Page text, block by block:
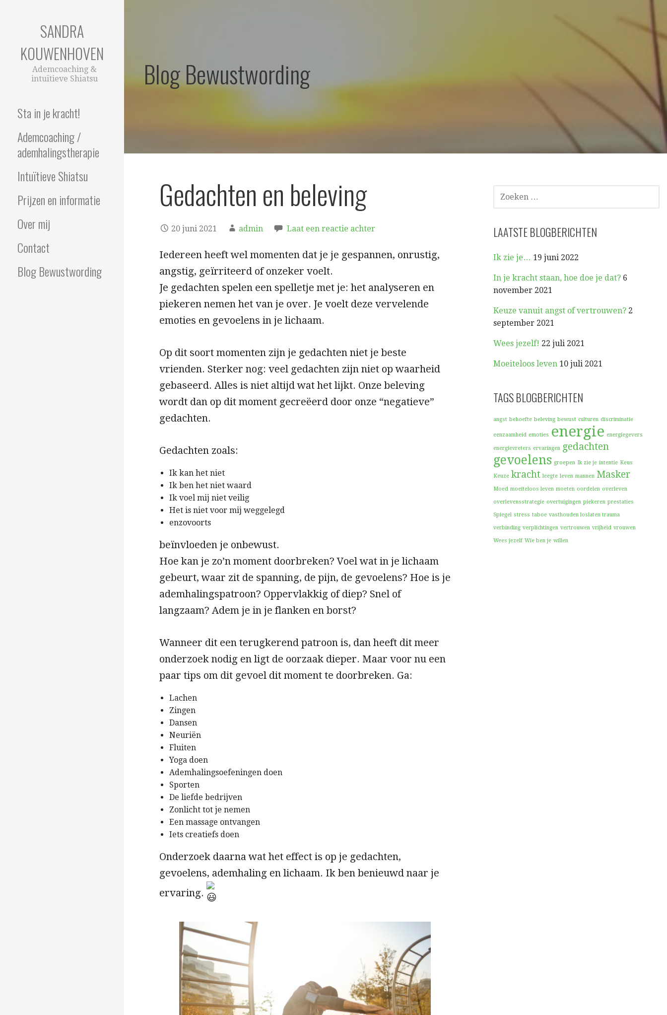
SANDRA
KOUWENHOVEN
Ademcoaching &
intuïtieve Shiatsu
Sta in je kracht!
Ademcoaching /
ademhalingstherapie
Intuïtieve Shiatsu
Prijzen en informatie
Over mij
Contact
Blog Bewustwording
Blog Bewustwording
Gedachten en beleving
20 juni 2021 admin Laat een reactie achter
Iedereen heeft wel momenten dat je je gespannen, onrustig,
angstig, geïrriteerd of onzeker voelt.
Je gedachten spelen een spelletje met je: het analyseren en
piekeren nemen het van je over. Je voelt deze vervelende
emoties en gevoelens in je lichaam.
Op dit soort momenten zijn je gedachten niet je beste
vrienden. Sterker nog: veel gedachten zijn niet op waarheid
gebaseerd. Alles is niet altijd wat het lijkt. Onze beleving
wordt dan op dit moment gecreëerd door onze “negatieve”
gedachten.
Gedachten zoals:
Ik kan het niet
Ik ben het niet waard
Ik voel mij niet veilig
Het is niet voor mij weggelegd
enzovoorts
beïnvloeden je onbewust.
Hoe kan je zo’n moment doorbreken? Voel wat in je lichaam
gebeurt, waar zit de spanning, de pijn, de gevoelens? Hoe is je
ademhalingspatroon? Oppervlakkig of diep? Snel of
langzaam? Adem je in je flanken en borst?
Wanneer dit een terugkerend patroon is, dan heeft dit meer
onderzoek nodig en ligt de oorzaak dieper. Maar voor nu een
paar tips om dit gevoel dit moment te doorbreken. Ga:
Lachen
Zingen
Dansen
Neuriën
Fluiten
Yoga doen
Ademhalingsoefeningen doen
Sporten
De liefde bedrijven
Zonlicht tot je nemen
Een massage ontvangen
Iets creatiefs doen
Onderzoek daarna wat het effect is op je gedachten,
gevoelens, ademhaling en lichaam. Ik ben benieuwd naar je
ervaring.
ZOEKEN
NAAR:
LAATSTE BLOGBERICHTEN
Ik zie je… 19 juni 2022
In je kracht staan, hoe doe je dat? 6
november 2021
Keuze vanuit angst of vertrouwen? 2
september 2021
Wees jezelf! 22 juli 2021
Moeiteloos leven 10 juli 2021
TAGS BLOGBERICHTEN
angst behoefte beleving bewust culturen discriminatie
eenzaamheid emoties energie energiegevers
energievreters ervaringen gedachten
gevoelens groepen Ik zie je intentie Keus
Keuze kracht leegte leven mannen Masker
Moed moeiteloos leven moeten oordelen overleven
overlevensstrategie overtuigingen piekeren prestaties
Spiegel stress taboe vasthouden loslaten trauma
verbinding verplichtingen vertrouwen vrijheid vrouwen
Wees jezelf Wie ben je willen